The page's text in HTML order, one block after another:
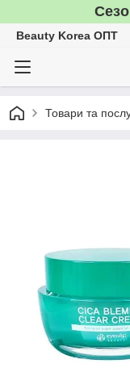
Beauty Korea ОПТ
Товари та